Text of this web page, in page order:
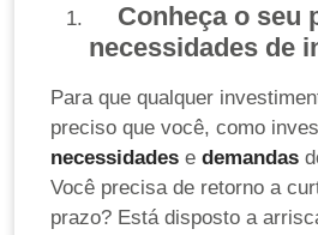
Conheça o seu
necessidades de
Para que qualquer
preciso que você, como
necessidades e demandas
Você precisa de retorno a
prazo? Está disposto a